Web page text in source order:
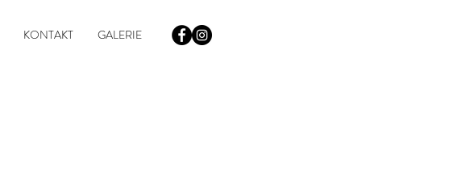
KONTAKT GALERIE